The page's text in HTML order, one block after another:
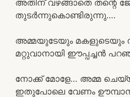
അതിന് വഴങ്ങാതെ തന്റെ
തുടർന്നുകൊണ്ടിരുന്നു….
അമ്മയുടേയും മകളുടെയും
മറ്റുവാനായി ഈപ്പച്ചൻ
നോക്ക് മോളേ… അമ്മ
ഇതുപോലെ വേണം